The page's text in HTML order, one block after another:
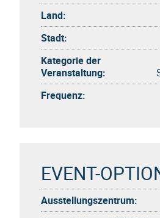
Land:
Stadt:
Kategorie der
Veranstaltung:
Frequenz:
EVENT-
Ausstellungszentrum: